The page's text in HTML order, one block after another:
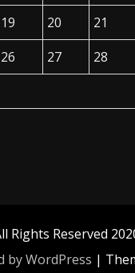
19 20 21
26 27 28
Rights Reserved
by WordPress |